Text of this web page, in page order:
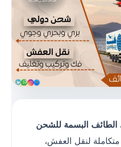
البسمة للشحن
لنقل العفش،